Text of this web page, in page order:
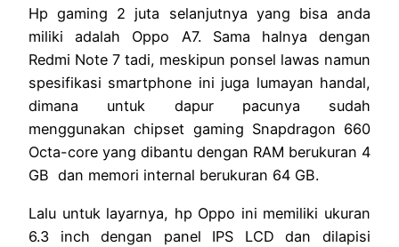
Hp gaming 2 juta selanjutnya yang bisa anda
miliki adalah Oppo A7. Sama halnya dengan
Redmi Note 7 tadi, meskipun ponsel lawas namun
spesifikasi smartphone ini juga lumayan handal,
dimana untuk dapur pacunya sudah
menggunakan chipset gaming Snapdragon 660
Octa-core yang dibantu dengan RAM berukuran 4
GB dan memori internal berukuran 64 GB.
Lalu untuk layarnya, hp Oppo ini memiliki ukuran
6.3 inch dengan panel IPS LCD dan dilapisi